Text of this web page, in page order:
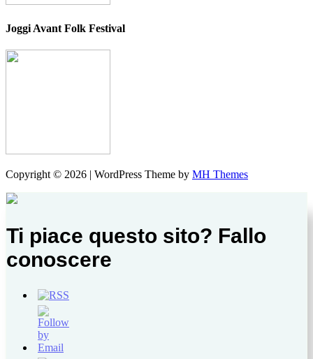
Joggi Avant Folk Festival
Copyright © 2026 | WordPress Theme by MH Themes
Ti piace questo sito? Fallo
conoscere